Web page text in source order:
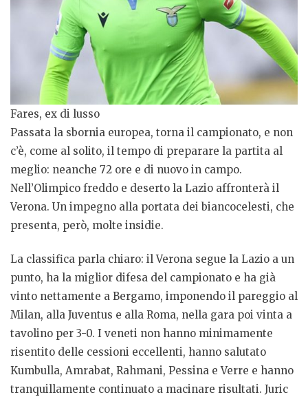
Fares, ex di lusso
Passata la sbornia europea, torna il campionato, e non
c’è, come al solito, il tempo di preparare la partita al
meglio: neanche 72 ore e di nuovo in campo.
Nell’Olimpico freddo e deserto la Lazio affronterà il
Verona. Un impegno alla portata dei biancocelesti, che
presenta, però, molte insidie.
La classifica parla chiaro: il Verona segue la Lazio a un
punto, ha la miglior difesa del campionato e ha già
vinto nettamente a Bergamo, imponendo il pareggio al
Milan, alla Juventus e alla Roma, nella gara poi vinta a
tavolino per 3-0. I veneti non hanno minimamente
risentito delle cessioni eccellenti, hanno salutato
Kumbulla, Amrabat, Rahmani, Pessina e Verre e hanno
tranquillamente continuato a macinare risultati. Juric